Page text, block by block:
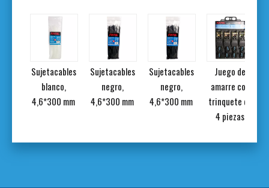
Sujetacables
blanco,
4,6*300 mm
Sujetacables
negro,
4,6*300 mm
Sujetacables
negro,
4,6*300 mm
Juego de
amarre con
trinquete de
4 piezas